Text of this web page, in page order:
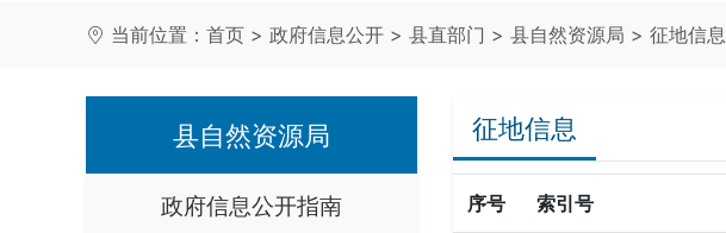
当前位置： 首页 > 政府信息公开 > 县直部门 > 县自然资源局 > 征地信息
县自然资源局
政府信息公开指南
征地信息
序号 索引号